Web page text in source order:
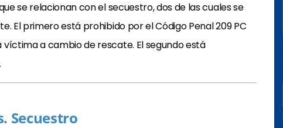
se relacionan con el secuestro, dos de las cuales se
El primero está prohibido por el Código Penal 209 PC
a cambio de rescate. El segundo está
Secuestro